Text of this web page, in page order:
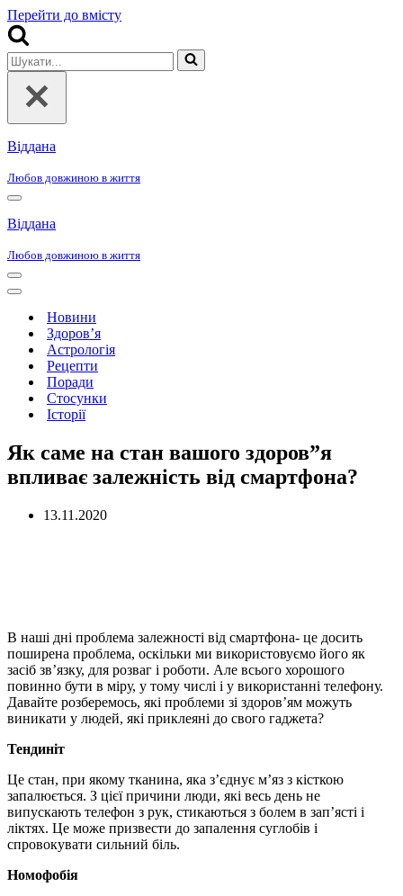
Перейти до вмісту
Шукати...
Віддана
Любов довжиною в життя
Меню
навігації
Віддана
Любов довжиною в життя
Меню
навігації
Меню
навігаціїНовини
Здоров’я
Астрологія
Рецепти
Поради
Стосунки
Історії
Як саме на стан вашого здоров”я
впливає залежність від смартфона?
13.11.2020
В наші дні проблема залежності від смартфона- це досить
поширена проблема, оскільки ми використовуємо його як
засіб зв’язку, для розваг і роботи. Але всього хорошого
повинно бути в міру, у тому числі і у використанні телефону.
Давайте розберемось, які проблеми зі здоров’ям можуть
виникати у людей, які приклеяні до свого гаджета?
Тендиніт
Це стан, при якому тканина, яка з’єднує м’яз з кісткою
запалюється. З цієї причини люди, які весь день не
випускають телефон з рук, стикаються з болем в зап’ясті і
ліктях. Це може призвести до запалення суглобів і
спровокувати сильний біль.
Номофобія